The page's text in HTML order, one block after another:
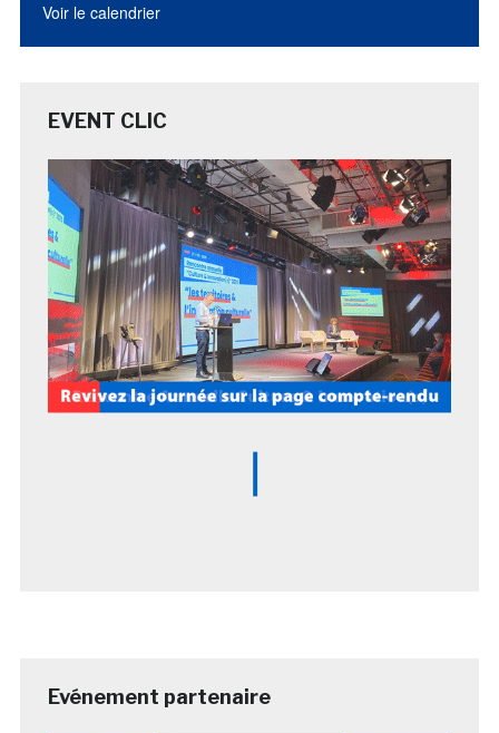
Voir le calendrier
EVENT CLIC
Evénement partenaire